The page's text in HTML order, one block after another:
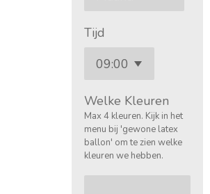
Tijd
Welke Kleuren
Max 4 kleuren. Kijk in het
menu bij 'gewone latex
ballon' om te zien welke
kleuren we hebben.